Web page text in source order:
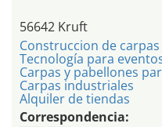
56642 Kruft
Construccion de carpas
Tecnología para
Carpas y pabellones
Carpas industriales
Alquiler de tiendas
Correspondencia: